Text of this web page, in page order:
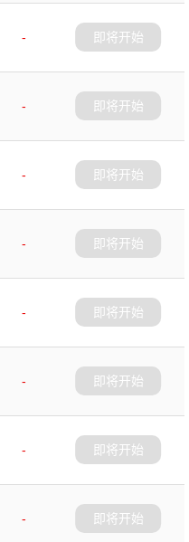
-
即将开始
-
即将开始
-
即将开始
-
即将开始
-
即将开始
-
即将开始
-
即将开始
-
即将开始